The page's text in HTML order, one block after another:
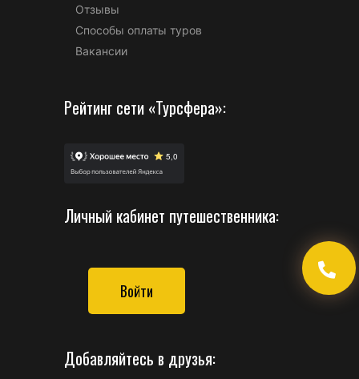
Отзывы
Способы оплаты туров
Вакансии
Рейтинг сети «Турсфера»:
Личный кабинет путешественника:
Войти
Добавляйтесь в друзья: